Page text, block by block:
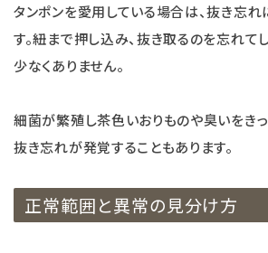
タンポンを愛用している場合は、抜き忘
す。紐まで押し込み、抜き取るのを忘れて
少なくありません。
細菌が繁殖し茶色いおりものや臭いをき
抜き忘れが発覚することもあります。
正常範囲と異常の見分け方